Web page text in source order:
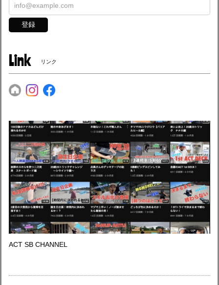
登録
Link リンク
ACT SB CHANNEL